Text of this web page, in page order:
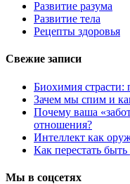
Развитие разума
Развитие тела
Рецепты здоровья
Свежие записи
Биохимия страсти:
Зачем мы спим и
Почему ваша
отношения?
Интеллект как
Как перестать
Мы в соцсетях